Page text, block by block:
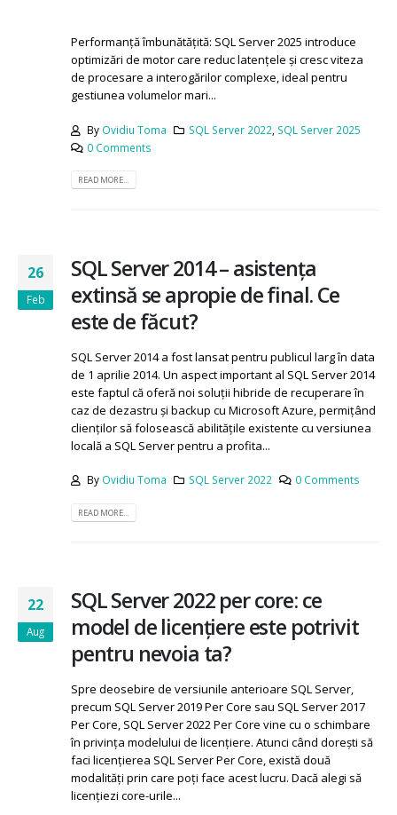
Performanță îmbunătățită: SQL Server 2025 introduce
optimizări de motor care reduc latențele și cresc viteza
de procesare a interogărilor complexe, ideal pentru
gestiunea volumelor mari...
By SQL Server 2022,
SQL Server 2025
READ MORE...
26
Feb
SQL Server 2014 – asistența
extinsă se apropie de final. Ce
este de făcut?
SQL Server 2014 a fost lansat pentru publicul larg în data
de 1 aprilie 2014. Un aspect important al SQL Server 2014
este faptul că oferă noi soluții hibride de recuperare în
caz de dezastru și backup cu Microsoft Azure, permițând
clienților să folosească abilitățile existente cu versiunea
locală a SQL Server pentru a profita...
By SQL Server 2022
READ MORE...
22
Aug
SQL Server 2022 per core: ce
model de licențiere este potrivit
pentru nevoia ta?
Spre deosebire de versiunile anterioare SQL Server,
precum SQL Server 2019 Per Core sau SQL Server 2017
Per Core, SQL Server 2022 Per Core vine cu o schimbare
în privința modelului de licențiere. Atunci când dorești să
faci licențierea SQL Server Per Core, există două
modalități prin care poți face acest lucru. Dacă alegi să
licențiezi core-urile...